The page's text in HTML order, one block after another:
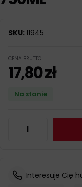
SKU: 11945
CENA BRUTTO
17,80zł
Na stanie
Interesuje Cię